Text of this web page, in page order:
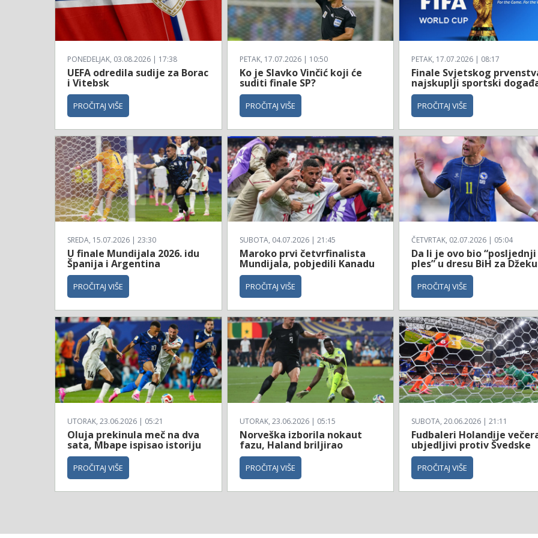
PONEDELJAK, 03.08.2026 | 17:38
UEFA odredila sudije za Borac
i Vitebsk
PROČITAJ VIŠE
PETAK, 17.07.2026 | 10:50
Ko je Slavko Vinčić koji će
suditi finale SP?
PROČITAJ VIŠE
PETAK, 17.07.2026 | 08:17
Finale Svjetskog
najskuplji sportski
PROČITAJ VIŠE
SREDA, 15.07.2026 | 23:30
U finale Mundijala 2026. idu
Španija i Argentina
PROČITAJ VIŠE
SUBOTA, 04.07.2026 | 21:45
Maroko prvi četvrfinalista
Mundijala, pobjedili Kanadu
PROČITAJ VIŠE
ČETVRTAK, 02.07.2026 | 05:04
Da li je ovo bio “posljednji
ples” u dresu BiH za Džeku
PROČITAJ VIŠE
UTORAK, 23.06.2026 | 05:21
Oluja prekinula meč na dva
sata, Mbape ispisao istoriju
PROČITAJ VIŠE
UTORAK, 23.06.2026 | 05:15
Norveška izborila nokaut
fazu, Haland briljirao
PROČITAJ VIŠE
SUBOTA, 20.06.2026 | 21:11
Fudbaleri Holandije
ubjedljivi protiv Švedske
PROČITAJ VIŠE